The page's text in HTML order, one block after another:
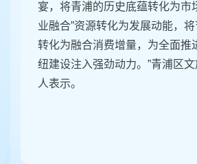
宴，将青浦的历史底蕴转化为市
业融合”资源转化为发展动能，
转化为融合消费增量，为全面推
纽建设注入强劲动力。”青浦区
人表示。